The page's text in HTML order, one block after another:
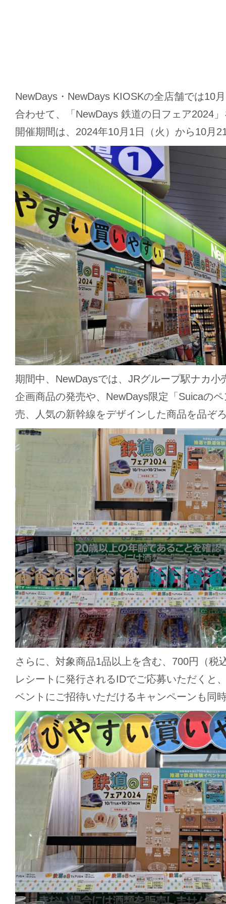
NewDays・NewDays KIOSKの全店舗では10
合わせて、「NewDays 鉄道の日フェア2024
開催期間は、2024年10月1日（火）から10月
期間中、NewDaysでは、JRグループ駅ナカ小
企画商品の発売や、NewDays限定「Suicaの
売、人気の新幹線をデザインした商品を品ぞ
さらに、対象商品1品以上を含む、700円（税
レシートに発行されるIDでご応募いただくと
ベントにご招待いただけるキャンペーンも同